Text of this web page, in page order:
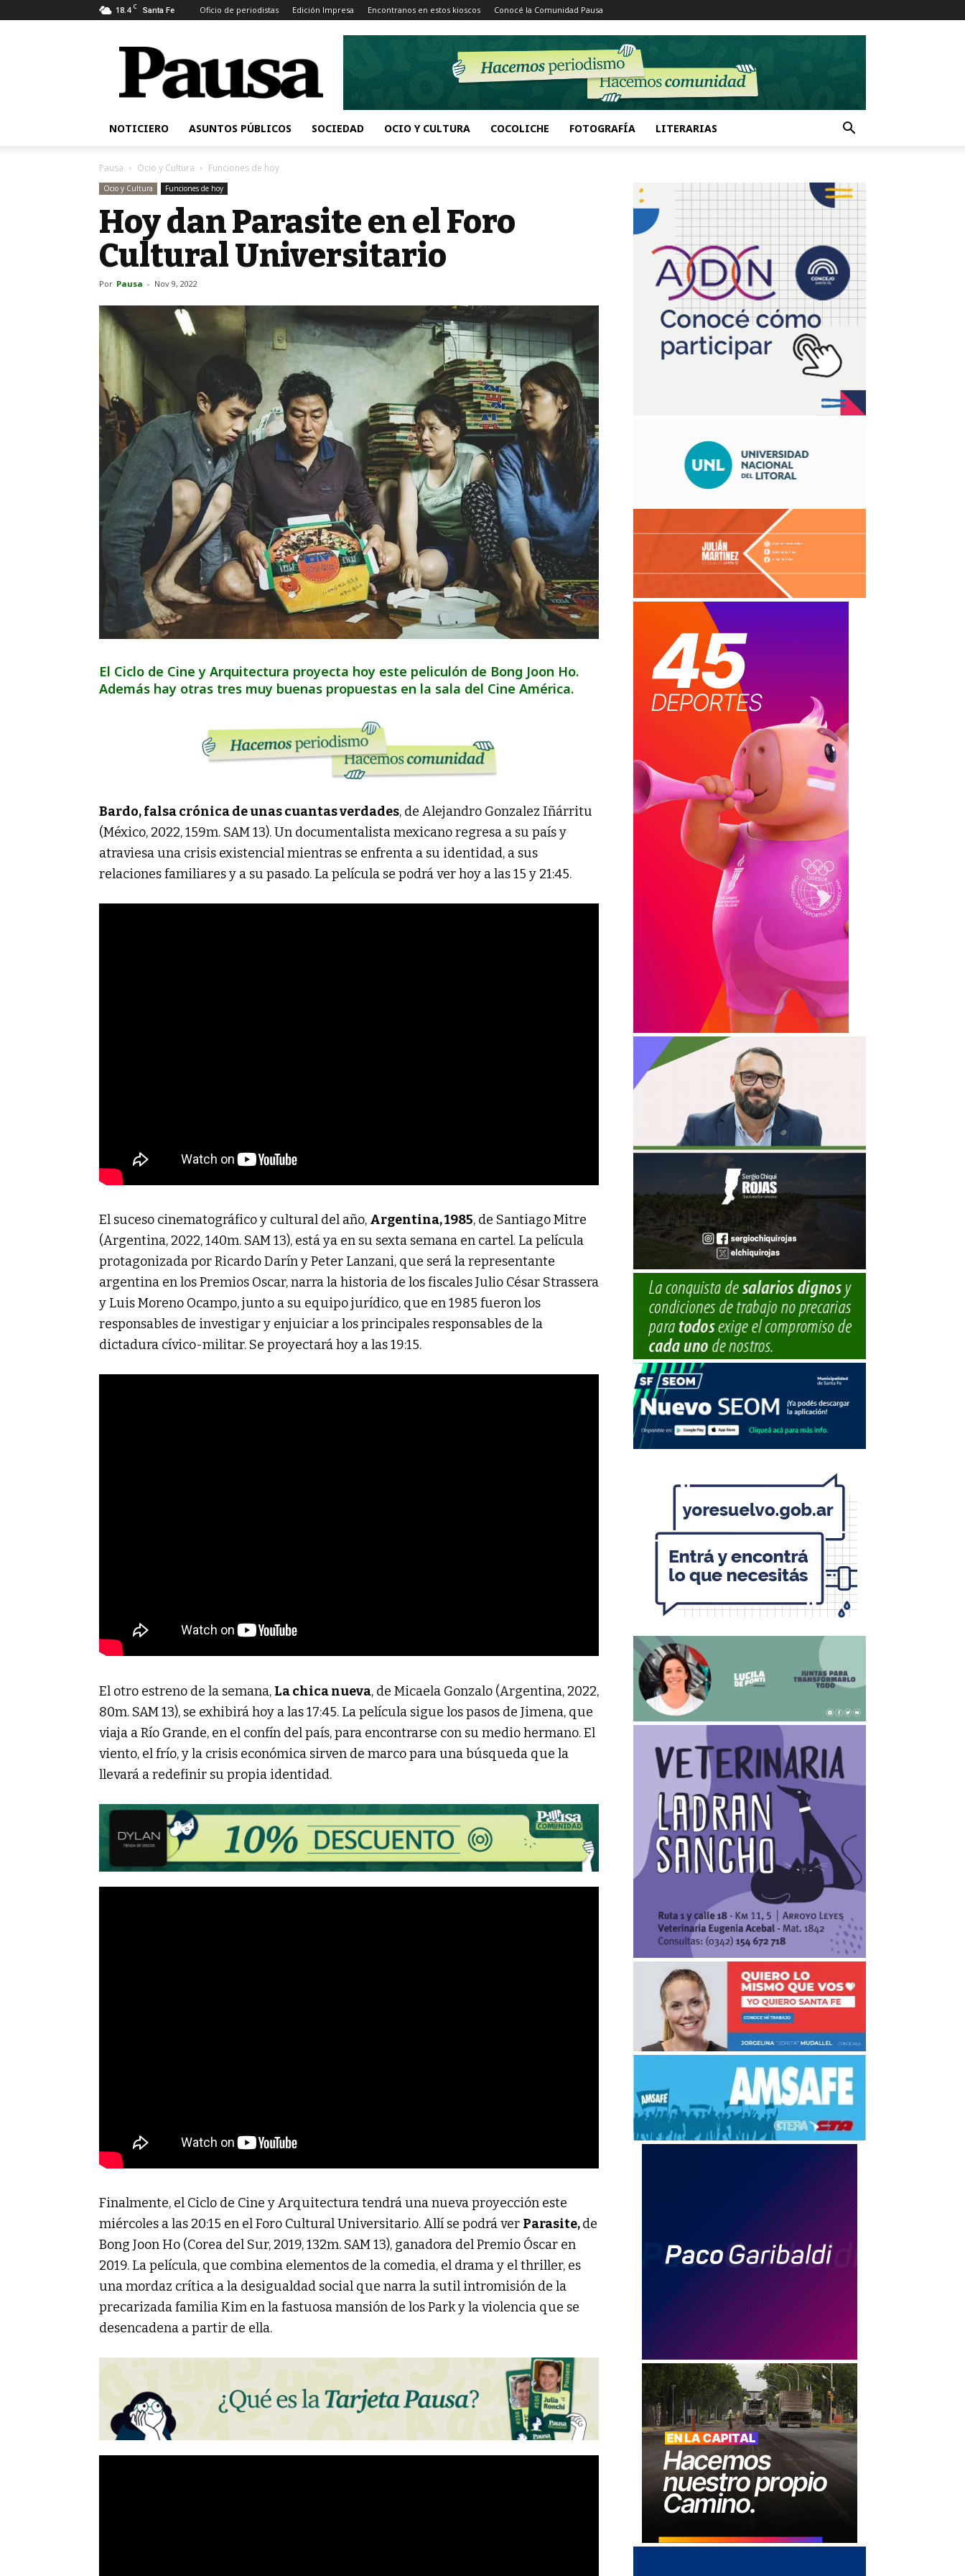
18.4 C Santa Fe Oficio de periodistas Edición Impresa Encontranos en estos kioscos Conocé la Comunidad Pausa
Pausa
NOTICIERO ASUNTOS PÚBLICOS SOCIEDAD OCIO Y CULTURA COCOLICHE FOTOGRAFÍA LITERARIAS
Pausa Ocio y Cultura Funciones de hoy
Ocio y Cultura Funciones de hoy
Hoy dan Parasite en el Foro
Cultural Universitario
Por Pausa - Nov 9, 2022
El Ciclo de Cine y Arquitectura proyecta hoy este peliculón de Bong Joon Ho.
Además hay otras tres muy buenas propuestas en la sala del Cine América.
Bardo, falsa crónica de unas cuantas verdades, de Alejandro Gonzalez Iñárritu
(México, 2022, 159m. SAM 13). Un documentalista mexicano regresa a su país y
atraviesa una crisis existencial mientras se enfrenta a su identidad, a sus
relaciones familiares y a su pasado. La película se podrá ver hoy a las 15 y 21:45.
El suceso cinematográfico y cultural del año, Argentina, 1985, de Santiago Mitre
(Argentina, 2022, 140m. SAM 13), está ya en su sexta semana en cartel. La película
protagonizada por Ricardo Darín y Peter Lanzani, que será la representante
argentina en los Premios Oscar, narra la historia de los fiscales Julio César Strassera
y Luis Moreno Ocampo, junto a su equipo jurídico, que en 1985 fueron los
responsables de investigar y enjuiciar a los principales responsables de la
dictadura cívico-militar. Se proyectará hoy a las 19:15.
El otro estreno de la semana, La chica nueva, de Micaela Gonzalo (Argentina, 2022,
80m. SAM 13), se exhibirá hoy a las 17:45. La película sigue los pasos de Jimena, que
viaja a Río Grande, en el confín del país, para encontrarse con su medio hermano. El
viento, el frío, y la crisis económica sirven de marco para una búsqueda que la
llevará a redefinir su propia identidad.
Finalmente, el Ciclo de Cine y Arquitectura tendrá una nueva proyección este
miércoles a las 20:15 en el Foro Cultural Universitario. Allí se podrá ver Parasite,de
Bong Joon Ho (Corea del Sur, 2019, 132m. SAM 13), ganadora del Premio Óscar en
2019. La película, que combina elementos de la comedia, el drama y el thriller, es
una mordaz crítica a la desigualdad social que narra la sutil intromisión de la
precarizada familia Kim en la fastuosa mansión de los Park y la violencia que se
desencadena a partir de ella.